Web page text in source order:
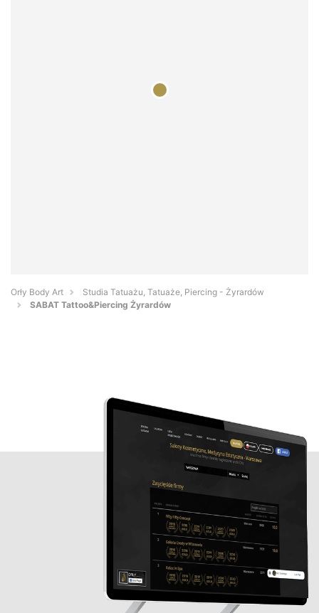
Orły Body Art
Studia Tatuażu, Tatuaże, Piercing - Żyrardów
SABAT Tattoo&Piercing Żyrardów